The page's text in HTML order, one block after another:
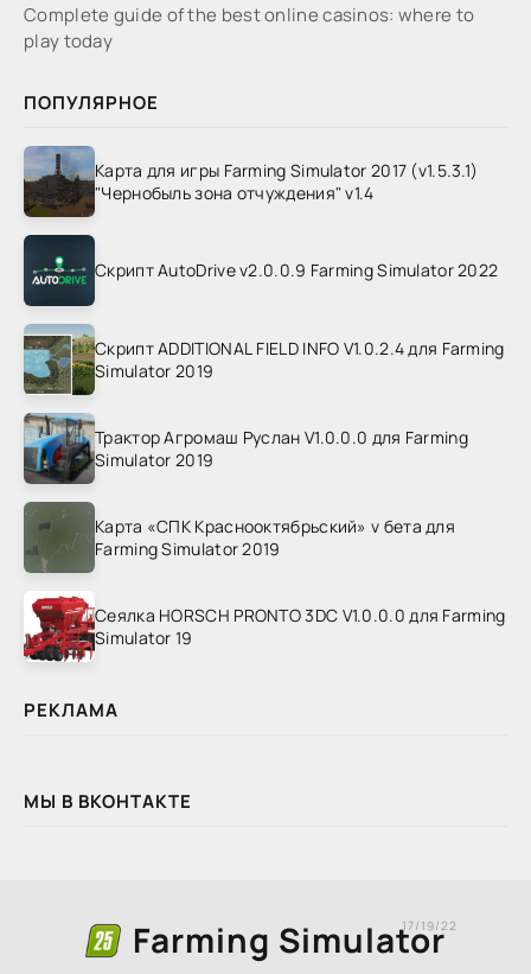
Complete guide of the best online casinos: where to
play today
ПОПУЛЯРНОЕ
Карта для игры Farming Simulator 2017 (v1.5.3.1)
"Чернобыль зона отчуждения" v1.4
Скрипт AutoDrive v2.0.0.9 Farming Simulator 2022
Скрипт ADDITIONAL FIELD INFO V1.0.2.4 для Farming
Simulator 2019
Трактор Агромаш Руслан V1.0.0.0 для Farming
Simulator 2019
Карта «СПК Краснооктябрьский» v бета для
Farming Simulator 2019
Сеялка HORSCH PRONTO 3DC V1.0.0.0 для Farming
Simulator 19
РЕКЛАМА
МЫ В ВКОНТАКТЕ
Farming Simulator
17/19/22